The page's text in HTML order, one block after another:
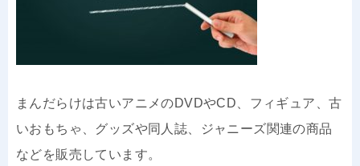
まんだらけは古いアニメのDVDやCD、フィギュア、古
いおもちゃ、グッズや同人誌、ジャニーズ関連の商品
などを販売しています。